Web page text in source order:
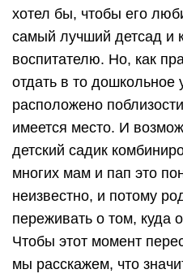
хотел бы, чтобы его
самый лучший детсад и
воспитателю. Но, как
отдать в то дошкольное
расположено
имеется место. И
детский садик
многих мам и пап это
неизвестно, и потому
переживать о том, куда
Чтобы этот момент
мы расскажем, что